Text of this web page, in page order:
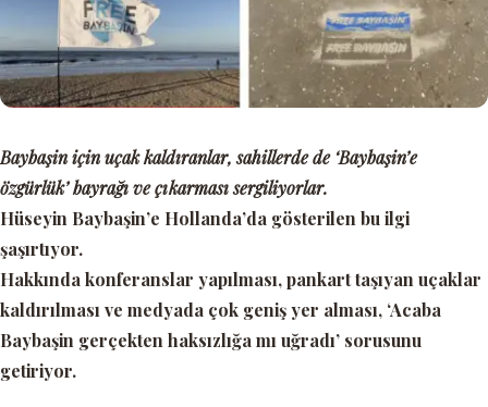
Baybaşin için uçak kaldıranlar, sahillerde de ‘Baybaşin’e
özgürlük’ bayrağı ve çıkarması sergiliyorlar.
Hüseyin Baybaşin’e Hollanda’da gösterilen bu ilgi
şaşırtıyor.
Hakkında konferanslar yapılması, pankart taşıyan uçaklar
kaldırılması ve medyada çok geniş yer alması, ‘Acaba
Baybaşin gerçekten haksızlığa mı uğradı’ sorusunu
getiriyor.